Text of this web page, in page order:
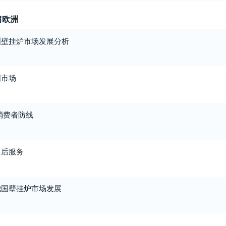
洲
挂炉市场发展分析
场
费者防线
服务
壁挂炉市场发展